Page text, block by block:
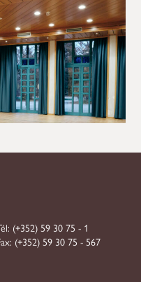
(+352) 59 30 75 - 1
(+352) 59 30 75 - 567